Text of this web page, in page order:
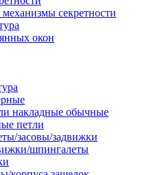
секретности
окон
накладные обычные
петли
засовы/задвижки
шпингалеты